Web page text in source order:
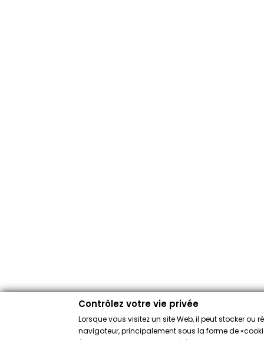
Contrôlez votre vie privée
Lorsque vous visitez un site Web, il peut stocker ou
navigateur, principalement sous la forme de